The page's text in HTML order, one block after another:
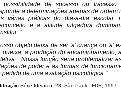
possibilidade de sucesso ou fracasso
a determinações apenas de ordem
várias práticas do dia-a-dia escolar,
e a atitude julgadora
"
objeto deixa de ser 'a' criança ou 'a'
queixa, a produção do encaminhamento,
Nossa função seria problematizar
de poder e as formas de
pedido de uma avaliação psicológica."
Série Idéias n. 28. São Paulo: FDE, 1997